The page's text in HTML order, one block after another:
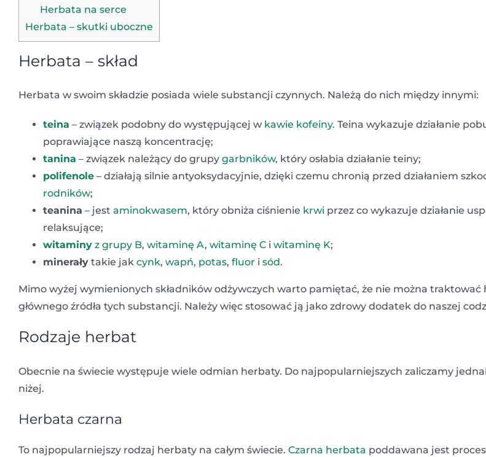
Herbata na serce
Herbata – skutki uboczne
Herbata – skład
Herbata w swoim składzie posiada wiele substancji czynnych. Należą do nich między innymi:
teina – związek podobny do występującej w kawie kofeiny. Teina wykazuje działanie
poprawiające naszą koncentrację;
tanina – związek należący do grupy garbników, który osłabia działanie teiny;
polifenole – działają silnie antyoksydacyjnie, dzięki czemu chronią przed działaniem
rodników;
teanina – jest aminokwasem, który obniża ciśnienie krwi przez co wykazuje działanie
relaksujące;
witaminy z grupy B, witaminę A, witaminę C i witaminę K;
minerały takie jak cynk, wapń, potas, fluor i sód.
Mimo wyżej wymienionych składników odżywczych warto pamiętać, że nie można traktować
głównego źródła tych substancji. Należy więc stosować ją jako zdrowy dodatek do naszej
Rodzaje herbat
Obecnie na świecie występuje wiele odmian herbaty. Do najpopularniejszych zaliczamy
niżej.
Herbata czarna
To najpopularniejszy rodzaj herbaty na całym świecie. Czarna herbata poddawana jest